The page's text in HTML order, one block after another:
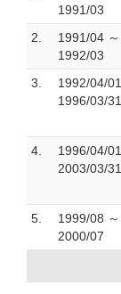
1991/03
2.
1991/04 ～
1992/03
3.
1992/04/
1996/03/31
4.
1996/04/
2003/03/31
5.
1999/08 ～
2000/07